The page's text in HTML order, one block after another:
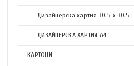
Дизайнерска хартия 30.5 х 30.5
ДИЗАЙНЕРСКА ХАРТИЯ А4
КАРТОНИ